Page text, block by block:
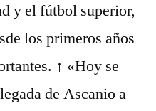
y el fútbol superior,
los primeros años
↑ «Hoy se
de Ascanio a